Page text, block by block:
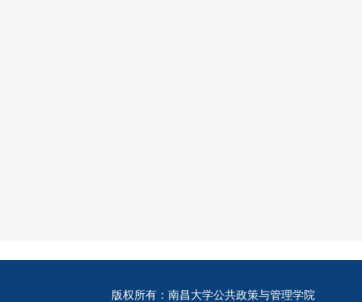
版权所有：南昌大学公共政策与管理学院